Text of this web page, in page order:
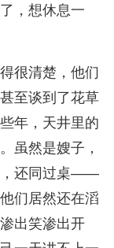
，想休息一
很清楚，他们
至谈到了花草
年，天井里的
虽然是嫂子，
，还同过桌——
们居然还在滔
出笑渗出开